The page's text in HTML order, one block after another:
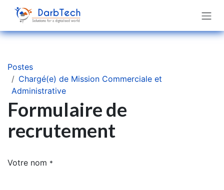
Se rendre au contenu
Postes
Chargé(e) de Mission Commerciale et
Administrative
Formulaire de
recrutement
Votre nom *